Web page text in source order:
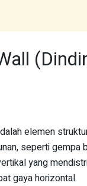
elemen
seperti gempa
yang
gaya horizontal.